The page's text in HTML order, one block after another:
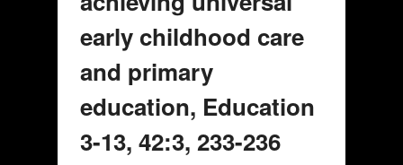
early childhood care
and primary
education, Education
3-13, 42:3, 233-236